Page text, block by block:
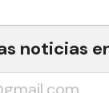
noticias